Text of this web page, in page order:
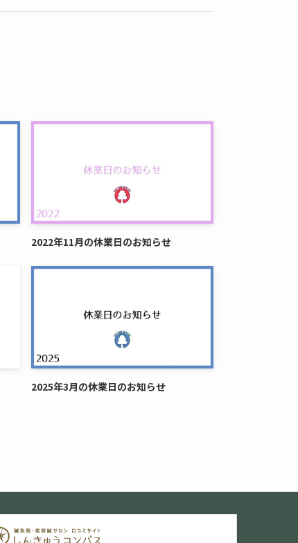
2022年11月の休業日のお知らせ
2025年3月の休業日のお知らせ